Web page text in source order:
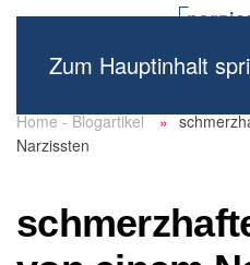
Zum Hauptinhalt
Home - Blogartikel
Narzissten